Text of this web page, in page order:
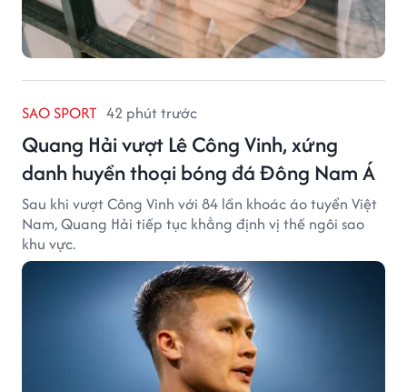
SAO SPORT 42 phút trước
Quang Hải vượt Lê Công Vinh, xứng
danh huyền thoại bóng đá Đông Nam Á
Sau khi vượt Công Vinh với 84 lần khoác áo tuyển Việt
Nam, Quang Hải tiếp tục khẳng định vị thế ngôi sao
khu vực.